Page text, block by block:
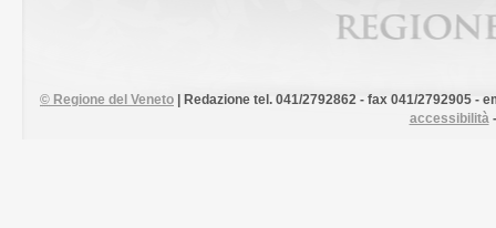
© Regione del Veneto
| Redazione tel. 041/2792862 - fax 041/2792905 -
accessibilità